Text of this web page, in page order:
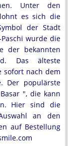
Unter den
es sich die
der Stadt
wurde die
der bekannten
Das älteste
sofort nach dem
Der populärste
", die kann
Hier sind die
an den
auf Bestellung